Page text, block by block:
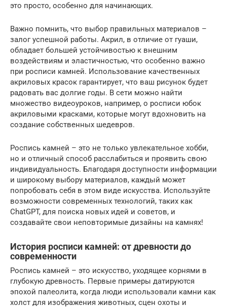
это просто, особенно для начинающих.
Важно помнить, что выбор правильных материалов –
залог успешной работы. Акрил, в отличие от гуаши,
обладает большей устойчивостью к внешним
воздействиям и эластичностью, что особенно важно
при росписи камней. Использование качественных
акриловых красок гарантирует, что ваш рисунок будет
радовать вас долгие годы. В сети можно найти
множество видеоуроков, например, о росписи юбок
акриловыми красками, которые могут вдохновить на
создание собственных шедевров.
Роспись камней – это не только увлекательное хобби,
но и отличный способ расслабиться и проявить свою
индивидуальность. Благодаря доступности информации
и широкому выбору материалов, каждый может
попробовать себя в этом виде искусства. Используйте
возможности современных технологий, таких как
ChatGPT, для поиска новых идей и советов, и
создавайте свои неповторимые дизайны на камнях!
История росписи камней: от древности до
современности
Роспись камней – это искусство, уходящее корнями в
глубокую древность. Первые примеры датируются
эпохой палеолита, когда люди использовали камни как
холст для изображения животных, сцен охоты и